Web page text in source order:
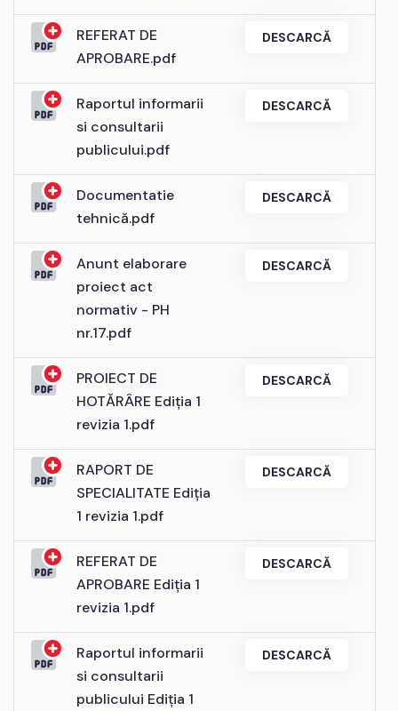
REFERAT DE
APROBARE.pdf
DESCARCĂ
Raportul informarii
si consultarii
publicului.pdf
DESCARCĂ
Documentatie
tehnică.pdf
DESCARCĂ
Anunt elaborare
proiect act
normativ - PH
nr.17.pdf
DESCARCĂ
PROIECT DE
HOTĂRÂRE Ediția 1
revizia 1.pdf
DESCARCĂ
RAPORT DE
SPECIALITATE Ediția
1 revizia 1.pdf
DESCARCĂ
REFERAT DE
APROBARE Ediția 1
revizia 1.pdf
DESCARCĂ
Raportul informarii
si consultarii
publicului Ediția 1
DESCARCĂ